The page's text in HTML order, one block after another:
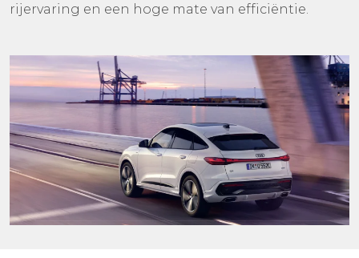
rijervaring en een hoge mate van efficiëntie.